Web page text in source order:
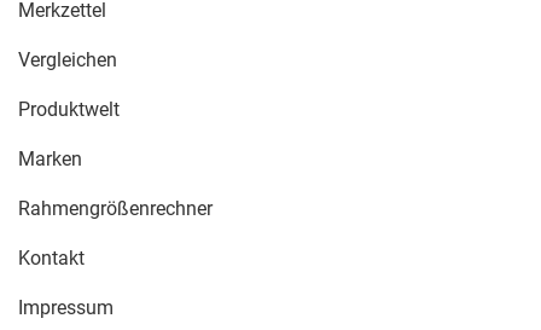
Merkzettel
Vergleichen
Produktwelt
Marken
Rahmengrößenrechner
Kontakt
Impressum